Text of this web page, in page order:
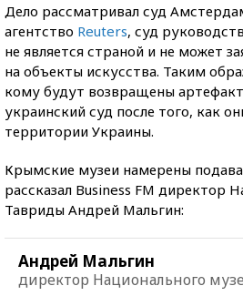
Дело рассматривал суд
агентство Reuters, суд
не является страной и не может
на объекты искусства. Таким
кому будут возвращены
украинский суд после того, как
территории Украины.
Крымские музеи намерены
рассказал Business FM директор
Тавриды Андрей Мальгин:
Андрей Мальгин
директор Национального